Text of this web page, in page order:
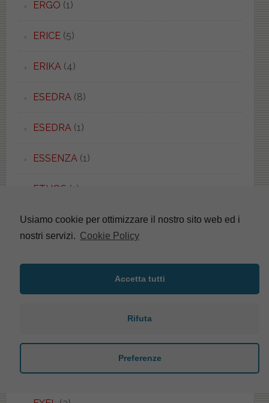
ERGO (1)
ERICE(5)
ERIKA(4)
ESEDRA(8)
ESEDRA(1)
ESSENZA(1)
ETHOS (1)
EURO(2)
EUROPA DUO(2)
EVOLUTION(1)
Usiamo cookie per ottimizzare il nostro sito web ed i
nostri servizi. Cookie Policy
Accetta tutti
Rifuta
Preferenze